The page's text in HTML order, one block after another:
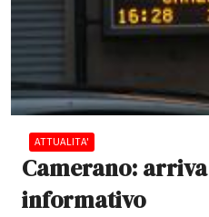
ATTUALITA'
Camerano:
informativo